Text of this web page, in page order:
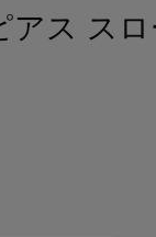
ス スロ